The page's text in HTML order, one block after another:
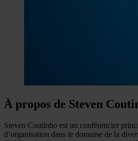
À propos de Steven
Steven Coutinho est un conférencier
d’organisation dans le domaine de la